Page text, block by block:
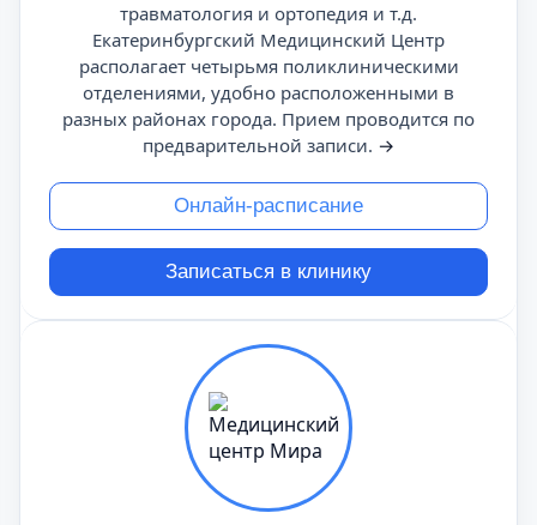
травматология и ортопедия и т.д.
Екатеринбургский Медицинский Центр
располагает четырьмя поликлиническими
отделениями, удобно расположенными в
разных районах города. Прием проводится по
предварительной записи. →
Онлайн-расписание
Записаться в клинику